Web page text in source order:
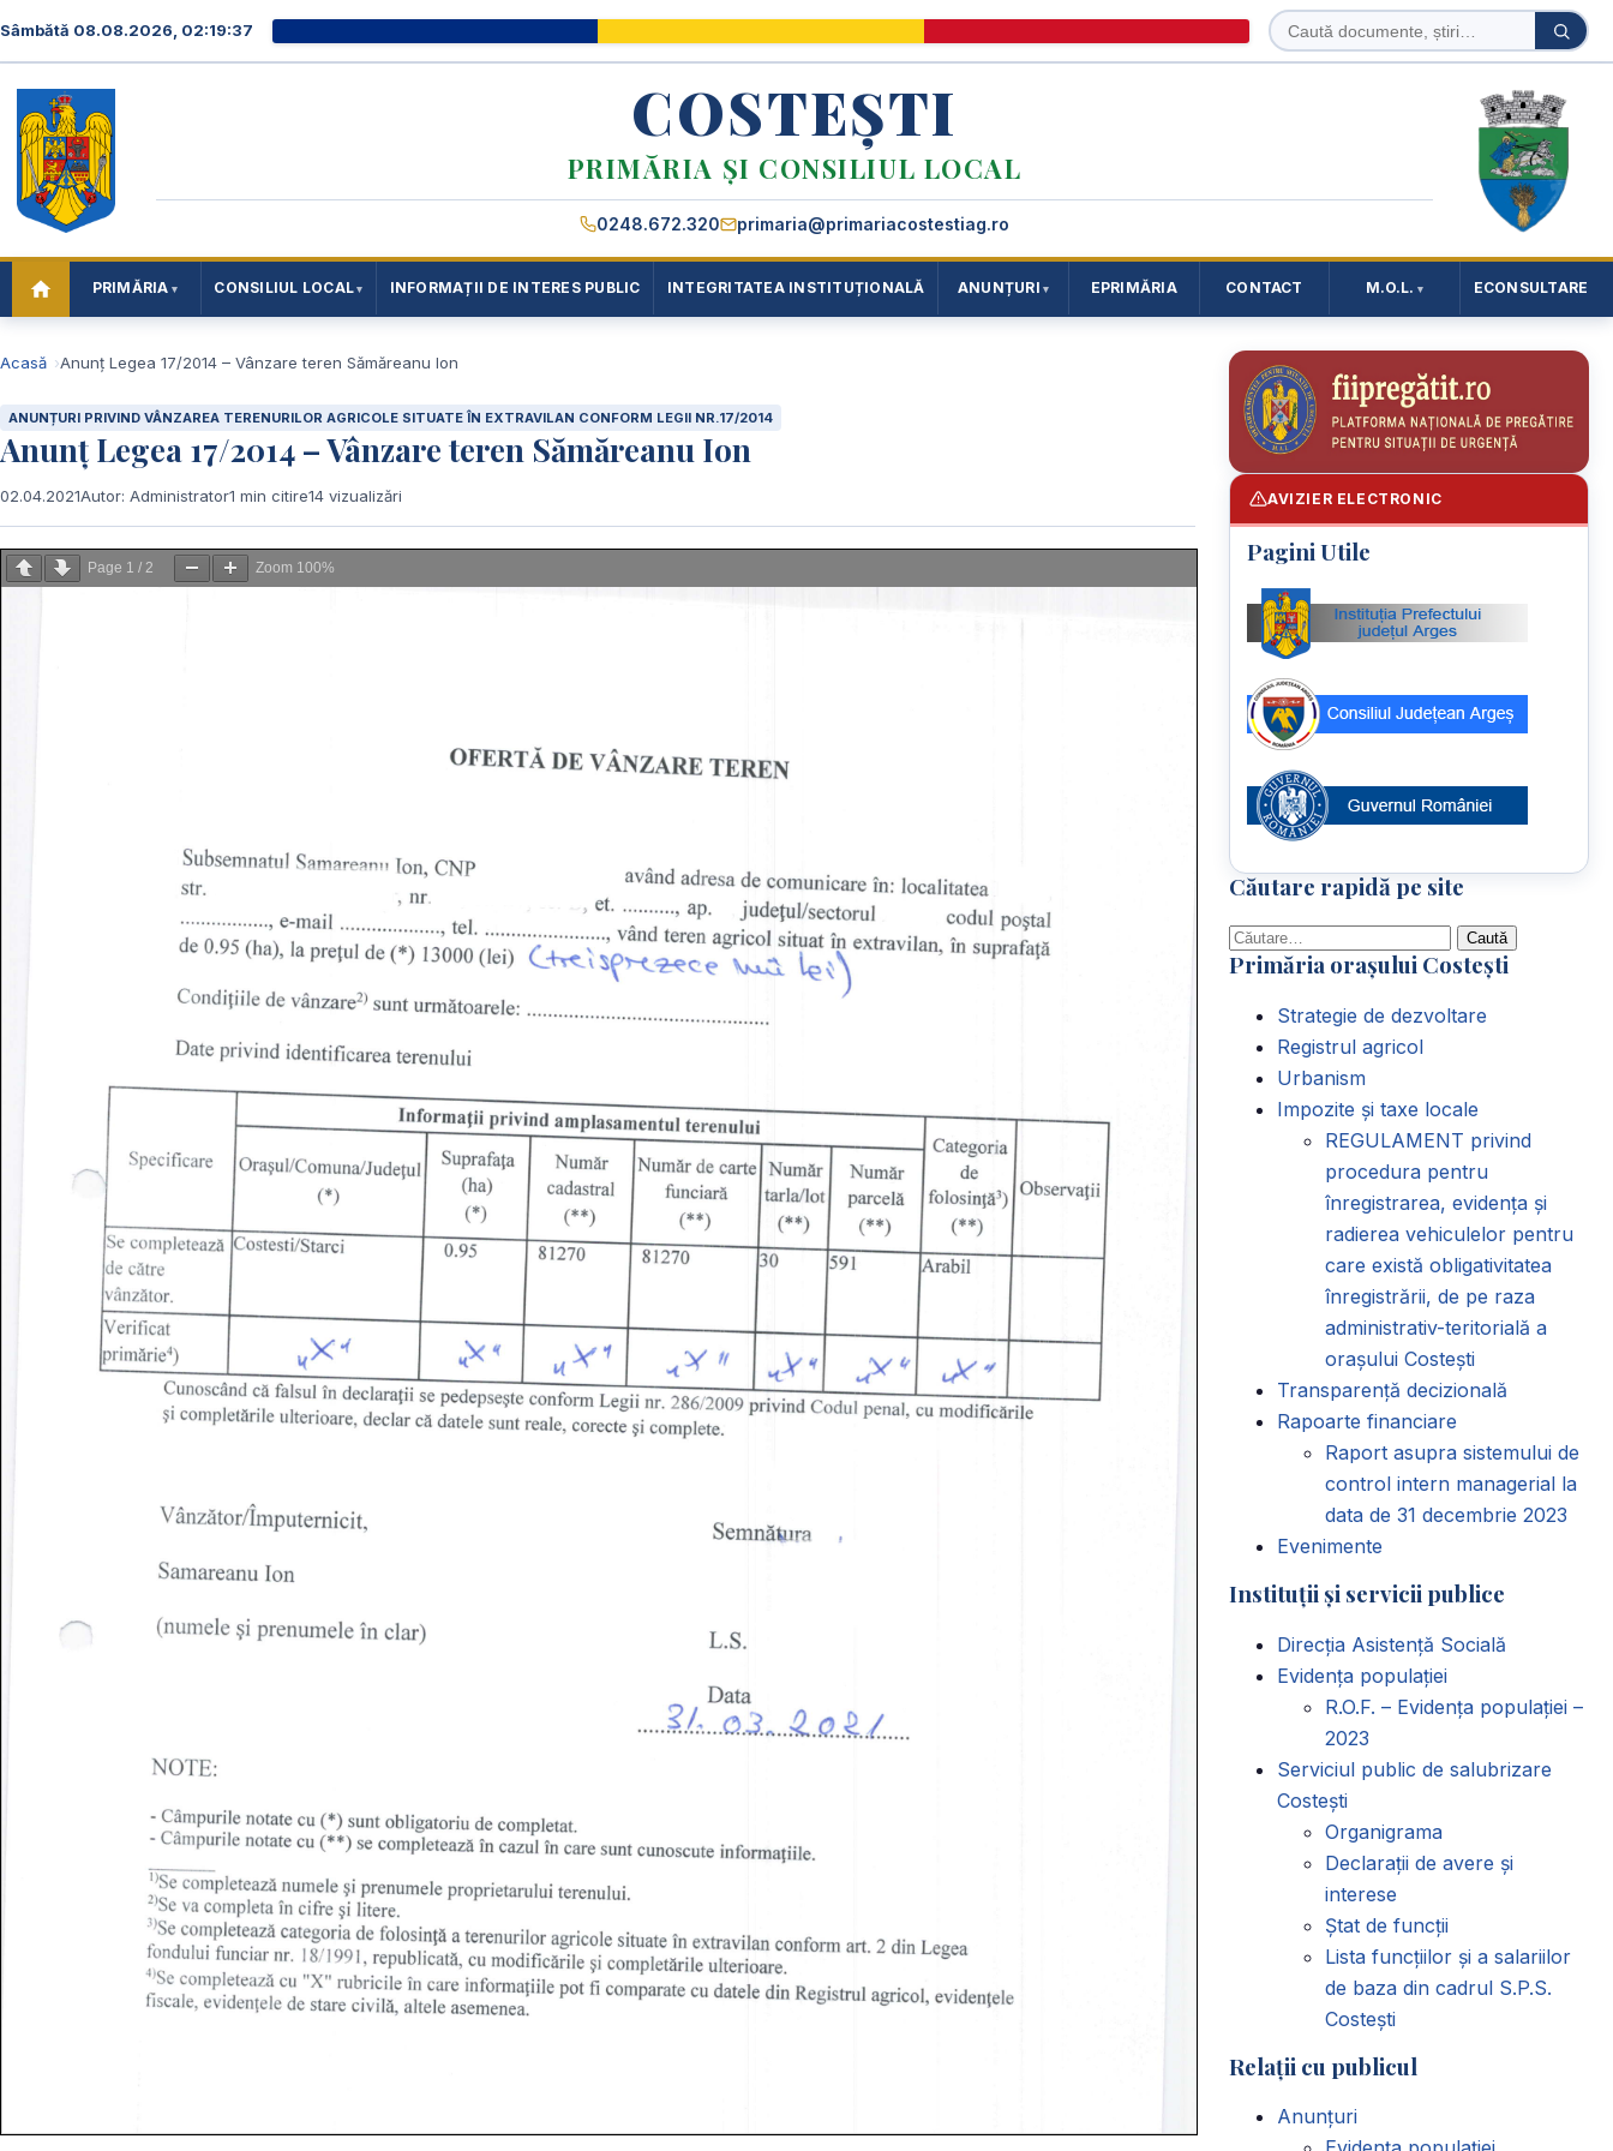
Sâmbătă 08.08.2026, 02:19:38
Caută
în
Caută
COSTEȘTI
PRIMĂRIA ȘI CONSILIUL LOCAL
0248.672.320 primaria@primariacostestiag.ro
PRIMĂRIA CONSILIUL LOCAL INFORMAȚII DE INTERES PUBLIC INTEGRITATEA INSTITUȚIONALĂ ANUNȚURI EPRIMĂRIA CONTACT M.O.L. ECONSULTARE
Acasă Anunț Legea 17/2014 – Vânzare teren Sămăreanu Ion
ANUNȚURI PRIVIND VÂNZAREA TERENURILOR AGRICOLE SITUATE ÎN EXTRAVILAN CONFORM LEGII NR.17/2014
Anunț Legea 17/2014 – Vânzare teren Sămăreanu Ion
02.04.2021Autor: Administrator1 min citire14 vizualizări
Page 1 / 2 Zoom 100%
AVIZIER ELECTRONIC
Pagini Utile
Căutare rapidă pe site
Caută
după:
Primăria orașului Costești
Strategie de dezvoltare
Registrul agricol
Urbanism
Impozite și taxe locale
REGULAMENT privind
procedura pentru
înregistrarea, evidența și
radierea vehiculelor pentru
care există obligativitatea
înregistrării, de pe raza
administrativ-teritorială a
orașului Costești
Transparență decizională
Rapoarte financiare
Raport asupra sistemului de
control intern managerial la
data de 31 decembrie 2023
Evenimente
Instituții și servicii publice
Direcția Asistență Socială
Evidența populației
R.O.F. – Evidența populației –
2023
Serviciul public de salubrizare
Costești
Organigrama
Declarații de avere și
interese
Ștat de funcții
Lista funcțiilor și a salariilor
de baza din cadrul S.P.S.
Costești
Relații cu publicul
Anunțuri